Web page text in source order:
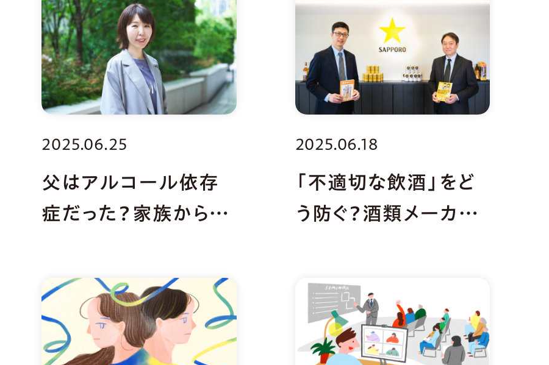
2025.06.25
父はアルコール依存
症だった？家族から見
2025.06.18
「不適切な飲酒」をど
う防ぐ？酒類メーカー